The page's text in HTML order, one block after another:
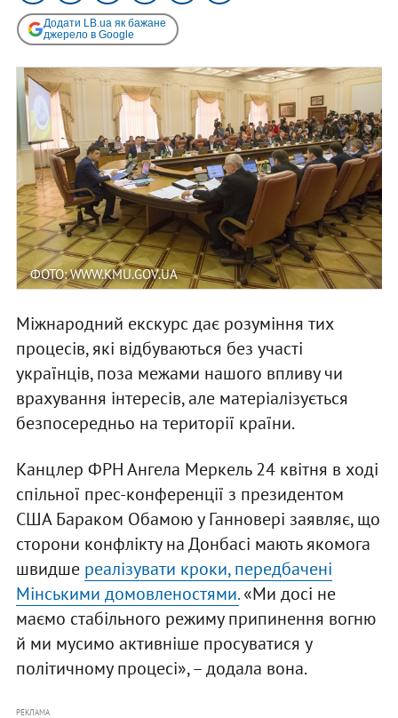
Додати LB.ua як бажане
джерело в Google
ФОТО: WWW.KMU.GOV.UA
Міжнародний екскурс дає розуміння тих
процесів, які відбуваються без участі
українців, поза межами нашого впливу чи
врахування інтересів, але матеріалізується
безпосередньо на території країни.
Канцлер ФРН Ангела Меркель 24 квітня в ході
спільної прес-конференції з президентом
США Бараком Обамою у Ганновері заявляє, що
сторони конфлікту на Донбасі мають якомога
швидше реалізувати кроки, передбачені
Мінськими домовленостями.«Ми досі не
маємо стабільного режиму припинення вогню
й ми мусимо активніше просуватися у
політичному процесі», – додала вона.
РЕКЛАМА